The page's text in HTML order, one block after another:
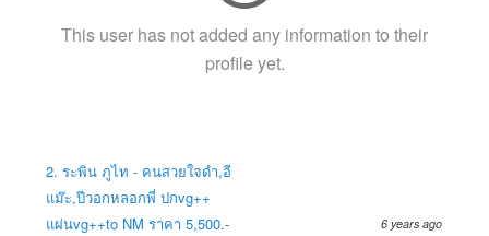
This user has not added any information to their
profile yet.
2. ระพิน ภูไท - คนสวยใจดำ,อี
แม๊ะ,ปีวอกหลอกพี่ ปกvg++
แผ่นvg++to NM ราคา 5,500.-
6 years ago